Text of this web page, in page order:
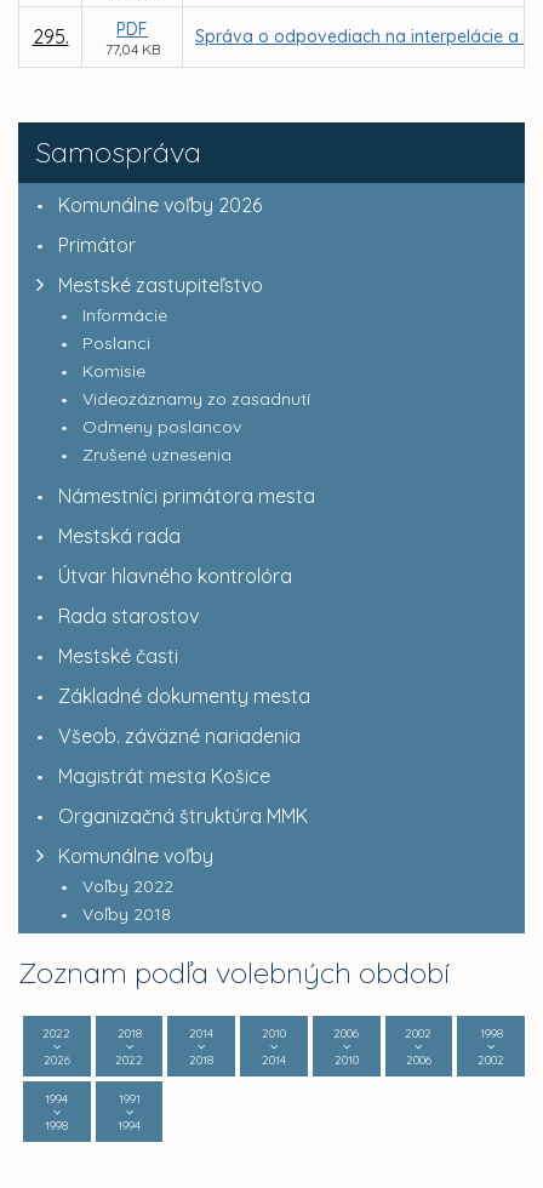
Samospráva
Komunálne voľby 2026
Primátor
Mestské zastupiteľstvo
Informácie
Poslanci
Komisie
Videozáznamy zo zasadnutí
Odmeny poslancov
Zrušené uznesenia
Námestníci primátora mesta
Mestská rada
Útvar hlavného kontrolóra
Rada starostov
Mestské časti
Základné dokumenty mesta
Všeob. záväzné nariadenia
Magistrát mesta Košice
Organizačná štruktúra MMK
Komunálne voľby
Voľby 2022
Voľby 2018
Zoznam podľa volebných období
2022
2026
2018
2022
2014
2018
2010
2014
2006
2010
2002
2006
1998
2002
1994
1998
1991
1994
295. PDF
77,04 KB
Správa o odpovediach na interpelácie a